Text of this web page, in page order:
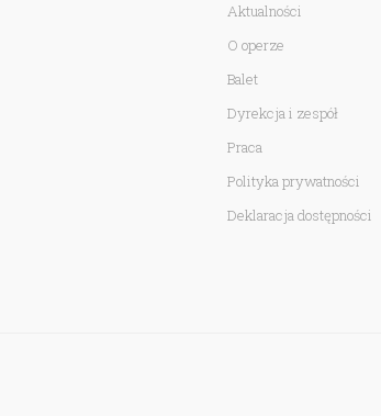
Aktualności
O operze
Balet
Dyrekcja i zespół
Praca
Polityka prywatności
Deklaracja dostępności